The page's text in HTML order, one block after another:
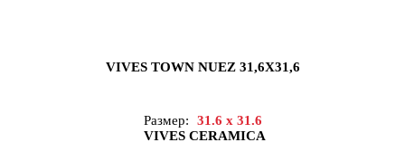
VIVES TOWN NUEZ 31,6X31,6
Размер:
31.6 x 31.6
VIVES CERAMICA